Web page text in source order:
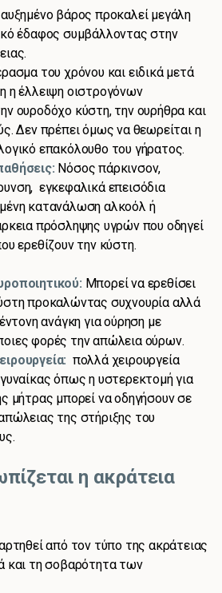
βάρος προκαλεί μεγάλη
έδαφος συμβάλλοντας στην
του χρόνου και ειδικά μετά
η έλλειψη οιστρογόνων
ουροδόχο κύστη, την ουρήθρα και
Δεν πρέπει όμως να θεωρείται η
επακόλουθο του γήρατος.
Νόσος πάρκινσον,
εγκεφαλικά επεισόδια
κατανάλωση αλκοόλ ή
πρόσληψης υγρών που οδηγεί
ερεθίζουν την κύστη.
Μπορεί να ερεθίσει
προκαλώντας συχνουρία αλλά
ανάγκη για ούρηση με
φορές την απώλεια ούρων.
πολλά χειρουργεία
όπως η υστερεκτομή για
μήτρας μπορεί να οδηγήσουν σε
της στήριξης του
η ακράτεια
από τον τύπο της ακράτειας
και τη σοβαρότητα των